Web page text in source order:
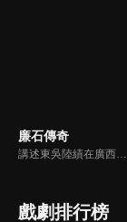
廉石傳奇
講述東吳陸績在廣西鬱林任職期間，改革落後生產、提倡科教文化、為官剛直不阿、肅貪拒賄、兩袖清風、倡導廉政的故事。陸績的清廉自守，深得鬱林百姓的擁戴，當鬱林城大兵壓境的危急關頭，全城數萬百姓挺身而出，一場懸殊的奪城之戰，卻因為太守的一呼百應和百姓們的眾志成城而大獲全勝。
戲劇排行榜